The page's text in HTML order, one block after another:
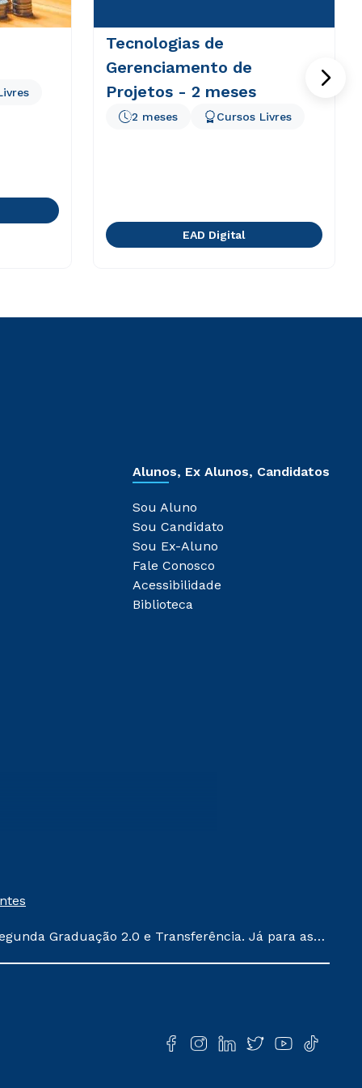
Tecnologias de
Gerenciamento de
Projetos - 2 meses
2 meses Cursos Livres
EAD Digital
Alunos, Ex Alunos, Candidatos
Sou Aluno
Sou Candidato
Sou Ex-Aluno
Fale Conosco
Acessibilidade
Biblioteca
Graduação 2.0 e Transferência. Já para as